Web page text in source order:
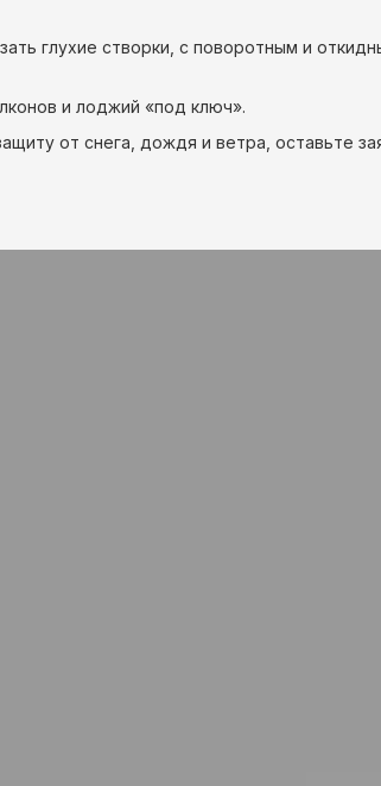
глухие створки, с поворотным и
и лоджий «под ключ».
от снега, дождя и ветра, оставьте